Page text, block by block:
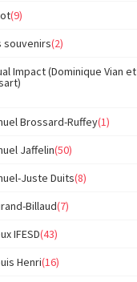
(9)
souvenirs(2)
Impact (Dominique Vian et
Brossard-Ruffey(1)
Jaffelin(50)
Juste Duits(8)
Billaud(7)
IFESD(43)
Henri(16)